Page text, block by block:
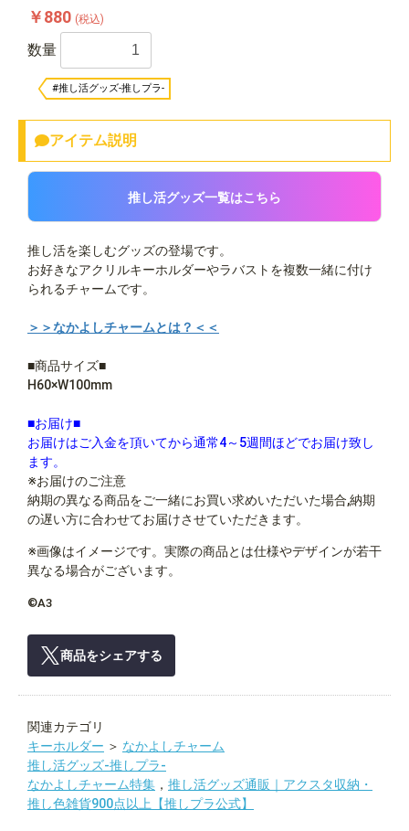
￥880 (税込)
数量
#推し活グッズ-推しプラ-
アイテム説明
推し活グッズ一覧はこちら
推し活を楽しむグッズの登場です。
お好きなアクリルキーホルダーやラバストを複数一緒に付け
られるチャームです。
＞＞なかよしチャームとは？＜＜
■商品サイズ■
H60×W100mm
■お届け■
お届けはご入金を頂いてから通常4～5週間ほどでお届け致し
ます。
※お届けのご注意
納期の異なる商品をご一緒にお買い求めいただいた場合,納期
の遅い方に合わせてお届けさせていただきます。
※画像はイメージです。実際の商品とは仕様やデザインが若干
異なる場合がございます。
©A3
商品をシェアする
関連カテゴリ
キーホルダー ＞ なかよしチャーム
推し活グッズ-推しプラ-
なかよしチャーム特集 ， 推し活グッズ通販｜アクスタ収納・
推し色雑貨900点以上【推しプラ公式】